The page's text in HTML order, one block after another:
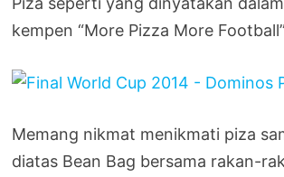
kempen “More Pizza More Football”
Memang nikmat menikmati piza
diatas Bean Bag bersama rakan-